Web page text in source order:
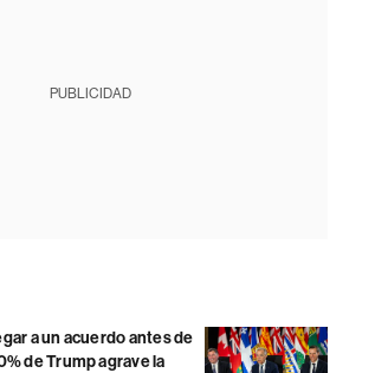
PUBLICIDAD
a un acuerdo antes de
de Trump agrave la